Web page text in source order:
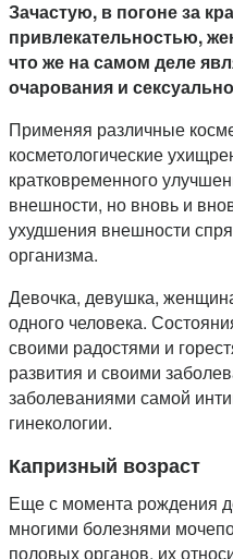
Зачастую, в погоне за
привлекательностью,
что же на самом деле
очарования и
Применяя различные
косметологические
кратковременного
внешности, но вновь и
ухудшения внешности
организма.
Девочка, девушка,
одного человека.
своими радостями и
развития и своими
заболеваниями самой
гинекологии.
Капризный возраст
Еще с момента рождения
многими болезнями
половых органов, их